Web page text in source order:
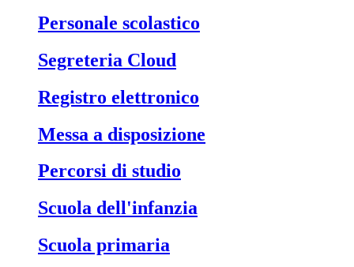
Personale scolastico
Segreteria Cloud
Registro elettronico
Messa a disposizione
Percorsi di studio
Scuola dell'infanzia
Scuola primaria